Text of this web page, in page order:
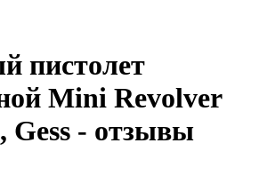
пистолет
Mini Revolver
Gess - отзывы